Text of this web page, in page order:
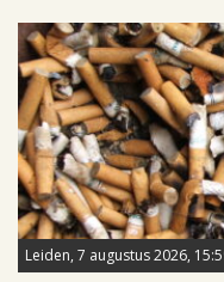
Leiden, 7 augustus 2026,